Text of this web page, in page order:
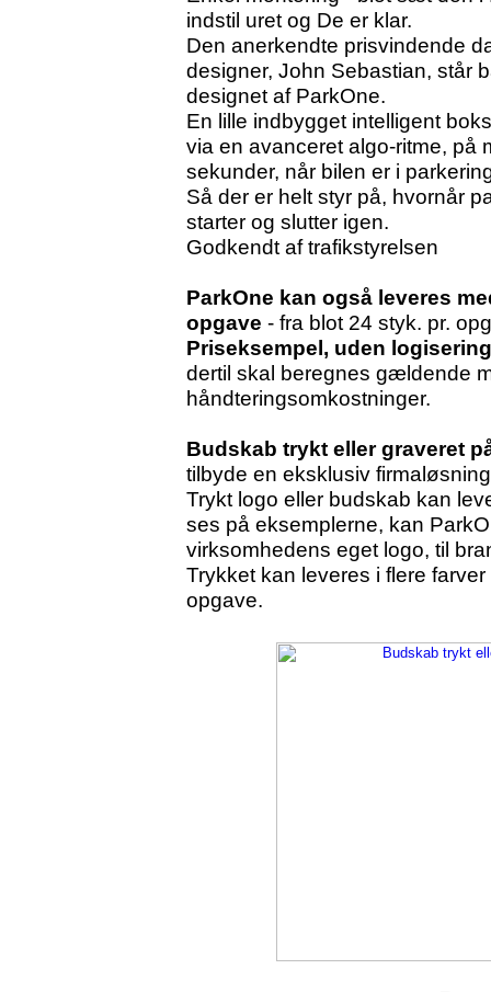
indstil uret og De er klar.
Den anerkendte prisvindende
designer, John Sebastian, står
designet af ParkOne.
En lille indbygget intelligent
via en avanceret algo-ritme, på
sekunder, når bilen er i
Så der er helt styr på, hvornår
starter og slutter igen.
Godkendt af trafikstyrelsen
ParkOne kan også leveres
opgave - fra blot 24 styk. pr.
Priseksempel, uden
dertil skal beregnes gældende
håndteringsomkostninger.
Budskab trykt eller graveret
tilbyde en eksklusiv
Trykt logo eller budskab kan
ses på eksemplerne, kan
virksomhedens eget logo, til
Trykket kan leveres i flere
opgave.